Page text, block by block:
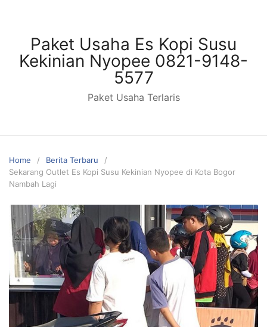
contentPaket Usaha Es Kopi Susu
Kekinian Nyopee 0821-9148-
5577
Paket Usaha Terlaris
Home
Berita Terbaru
Sekarang Outlet Es Kopi Susu Kekinian Nyopee di Kota Bogor
Nambah Lagi